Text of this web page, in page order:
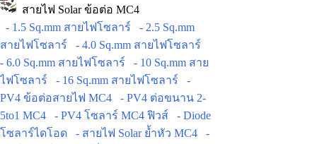
สายไฟ Solar ข้อต่อ MC4
- 1.5 Sq.mm สายไฟโซลาร์
- 2.5 Sq.mm
สายไฟโซลาร์
- 4.0 Sq.mm สายไฟโซลาร์
- 6.0 Sq.mm สายไฟโซลาร์
- 10 Sq.mm สาย
ไฟโซลาร์
- 16 Sq.mm สายไฟโซลาร์
-
PV4 ข้อต่อสายไฟ MC4
- PV4 ต่อขนาน 2-
5to1 MC4
- PV4 โซลาร์ MC4 ฟิวส์
- Diode
โซลาร์ไดโอด
- สายไฟ Solar ย้ำหัว MC4
-